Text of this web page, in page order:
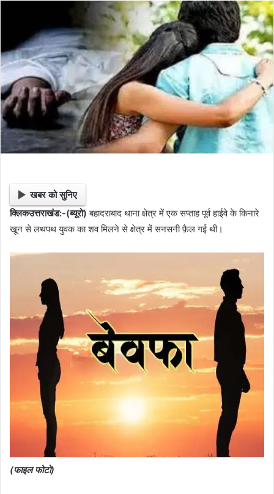
d
a
n
m
a
i
l
खबर को सुनिए
क्लिकउत्तराखंड:-(ब्यूरो)बहादराबाद थाना क्षेत्र में एक सप्ताह पूर्व हाईवे के किनारे
खून से लथपथ युवक का शव मिलने से क्षेत्र में सनसनी फ़ैल गई थी।
(फाइल फोटो)